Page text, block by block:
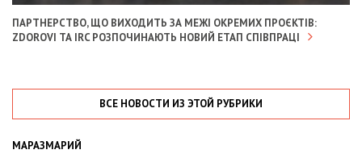
ПАРТНЕРСТВО, ЩО ВИХОДИТЬ ЗА МЕЖІ ОКРЕМИХ ПРОЄКТІВ:
ZDOROVI ТА IRC РОЗПОЧИНАЮТЬ НОВИЙ ЕТАП СПІВПРАЦІ
ВСЕ НОВОСТИ ИЗ ЭТОЙ РУБРИКИ
МАРАЗМАРИЙ